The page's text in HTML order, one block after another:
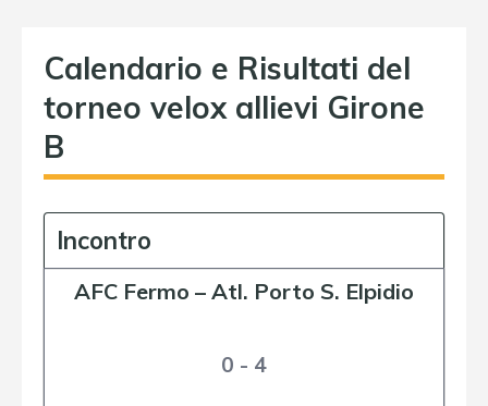
Calendario e Risultati del
torneo velox allievi Girone
B
Incontro
AFC Fermo – Atl. Porto S. Elpidio
0 - 4